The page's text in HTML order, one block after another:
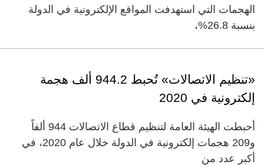
الهجمات التي استهدفت المواقع الإلكترونية في الدولة
بنسبة 26.8%،
«تنظيم الاتصالات» تُحبط 944.2 ألف هجمة
إلكترونية في 2020
أحبطت الهيئة العامة لتنظيم قطاع الاتصالات 944 ألفاً
و209 هجمات إلكترونية في الدولة خلال عام 2020، في
أكبر عدد من